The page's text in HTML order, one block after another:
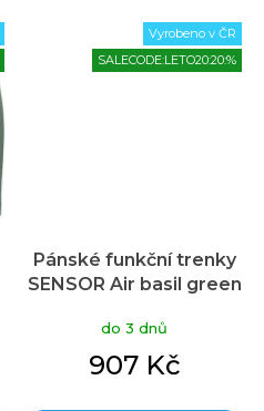
Vyrobeno v ČR
SALECODE:LETO20:20:%
Pánské funkční trenky
SENSOR Air basil green
do 3 dnů
907 Kč